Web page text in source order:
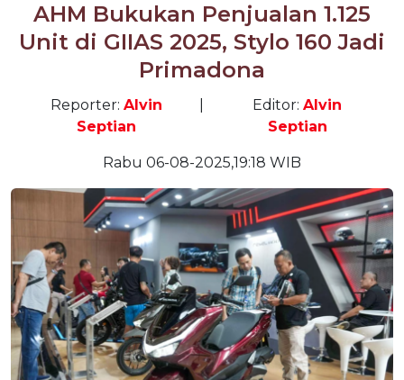
AHM Bukukan Penjualan 1.125
Unit di GIIAS 2025, Stylo 160 Jadi
Primadona
Reporter: Alvin
Septian
Editor:Alvin
Septian
Rabu 06-08-2025,19:18 WIB